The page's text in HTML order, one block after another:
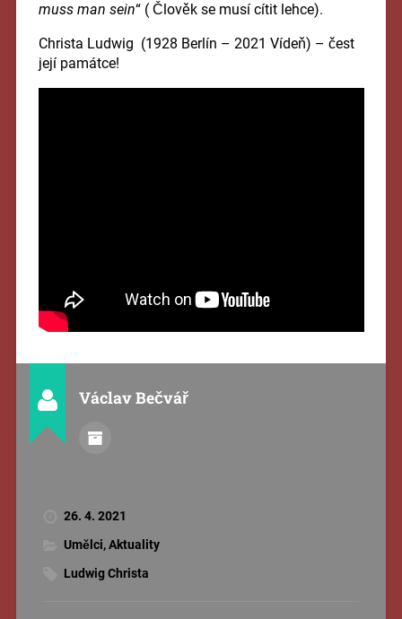
muss man sein“ ( Člověk se musí cítit lehce).
Christa Ludwig (1928 Berlín – 2021 Vídeň) – čest
její památce!
Václav Bečvář
26. 4. 2021
Umělci,Aktuality
Ludwig Christa